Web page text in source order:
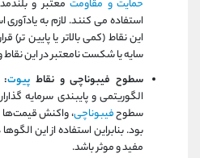
حمایت و مقاومتمعتبر و
استفاده می کنند. لازم به
این نقاط (کمی بالاتر یا پایین تر)
سایه یا شکست نامعتبر در این نقاط
سطوح فیبوناچی و نقاط پیوت:
الگوریتمی و پایبندی سرمایه‌
سطوحفیبوناچی، واکنش قیمت‌ها
بود. بنابراین استفاده از این
مفید و موثر باشد.